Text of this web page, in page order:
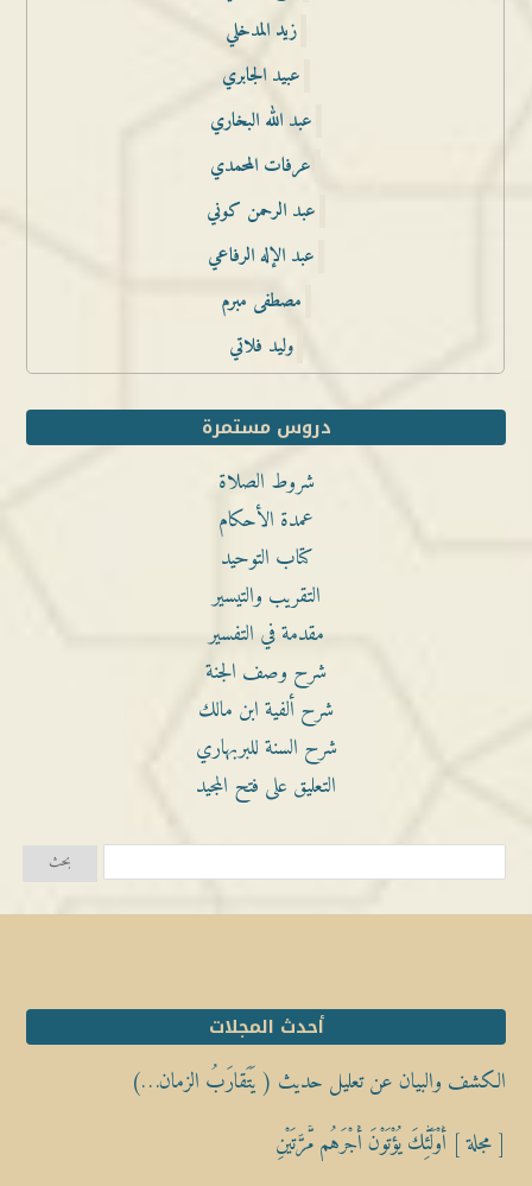
زيد المدخلي
عبيد الجابري
عبد الله البخاري
عرفات المحمدي
عبد الرحمن كوني
عبد الإله الرفاعي
مصطفى مبرم
وليد فلاتي
دروس مستمرة
شروط الصلاة
عمدة الأحكام
كتاب التوحيد
التقريب والتيسير
مقدمة في التفسير
شرح وصف الجنة
شرح ألفية ابن مالك
شرح السنة للبربهاري
التعليق على فتح المجيد
أحدث المجلات
الكشف والبيان عن تعليل حديث ( يَتَقارَبُ الزمان…)
[ مجلة ] أُوْلَٰٓئِكَ يُؤْتَوْنَ أَجْرَهُم مَّرَّتَيْنِ